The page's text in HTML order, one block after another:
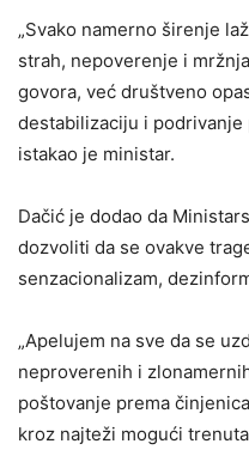
„Svako namerno širenje
strah, nepoverenje i
govora, već društveno
destabilizaciju i
istakao je ministar.
Dačić je dodao da
dozvoliti da se ovakve
senzacionalizam,
„Apelujem na sve da se
neproverenih i
poštovanje prema
kroz najteži mogući